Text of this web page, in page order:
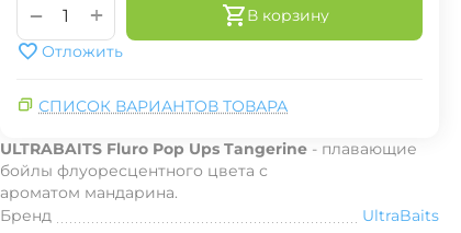
+
−
В корзину
Отложить
СПИСОК ВАРИАНТОВ ТОВАРА
ULTRABAITS Fluro Pop Ups Tangerine - плавающие
бойлы флуоресцентного цвета с
ароматом мандарина.
Бренд
UltraBaits